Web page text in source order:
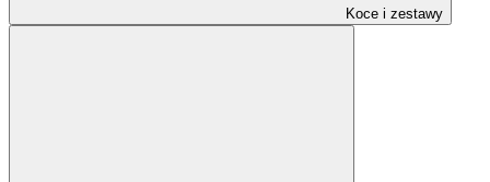
Koce i zestawy